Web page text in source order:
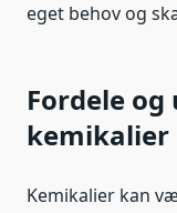
eget behov og
Fordele
kemikalier
Kemikalier kan